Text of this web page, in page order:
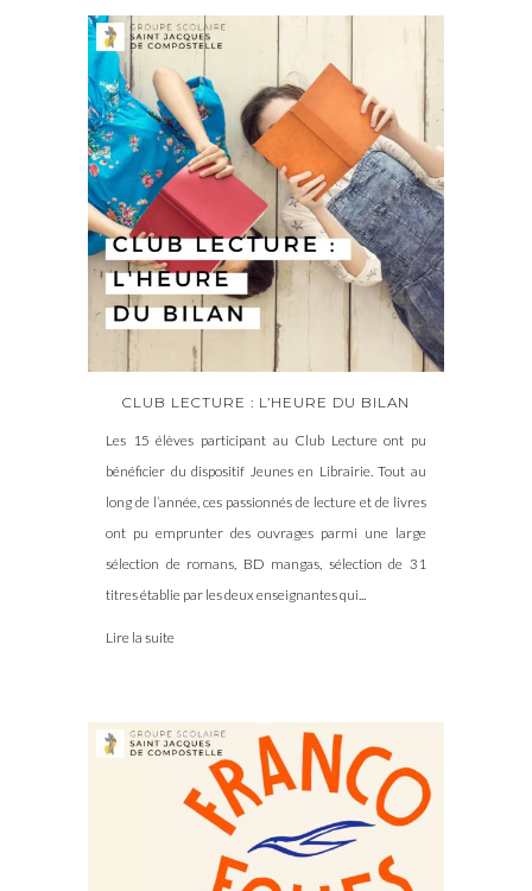
CLUB LECTURE : L’HEURE DU BILAN
Les 15 élèves participant au Club Lecture ont pu
bénéficier du dispositif Jeunes en Librairie. Tout au
long de l’année, ces passionnés de lecture et de livres
ont pu emprunter des ouvrages parmi une large
sélection de romans, BD mangas, sélection de 31
titres établie par les deux enseignantes qui...
Lire la suite